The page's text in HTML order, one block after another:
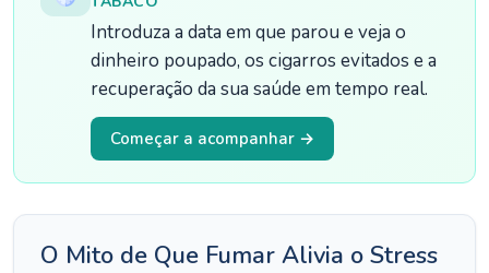
Introduza a data em que parou e veja o
dinheiro poupado, os cigarros evitados e a
recuperação da sua saúde em tempo real.
Começar a acompanhar →
O Mito de Que Fumar Alivia o Stress